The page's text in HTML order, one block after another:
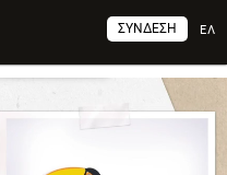
ΕΛ
ΣΎΝΔΕΣΗ